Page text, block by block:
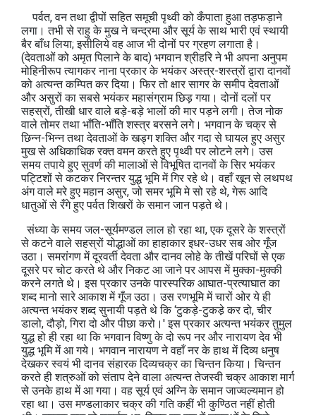
पर्वत, वन तथा द्वीपों सहित समूची पृथ्वी को कँपाता हुआ तड़फड़ाने
लगा। तभी से राहु के मुख ने चन्द्रमा और सूर्य के साथ भारी एवं स्थायी
बैर बाँध लिया; इसीलिये वह आज भी दोनों पर ग्रहण लगाता है।
(देवताओं को अमृत पिलाने के बाद) भगवान श्रीहरि ने भी अपना अनुपम
मोहिनीरूप त्यागकर नाना प्रकार के भयंकर अस्त्र-शस्त्रों द्वारा दानवों
को अत्यन्त कम्पित कर दिया। फिर तो क्षार सागर के समीप देवताओं
और असुरों का सबसे भयंकर महासंग्राम छिड़ गया। दोनों दलों पर
सहस्रों, तीखी धार वाले बड़े-बड़े भालों की मार पड़ने लगी। तेज नोक
वाले तोमर तथा भाँति-भाँति शस्त्र बरसने लगे। भगवान के चक्र से
छिन्न-भिन्न तथा देवताओं के खड्ग शक्ति और गदा से घायल हुए असुर
मुख से अधिकाधिक रक्त वमन करते हुए पृथ्वी पर लोटने लगे। उस
समय तपाये हुए सुवर्ण की मालाओं से विभूषित दानवों के सिर भयंकर
पट्टिशों से कटकर निरन्तर युद्ध भूमि में गिर रहे थे। वहाँ खून से लथपथ
अंग वाले मरे हुए महान असुर, जो समर भूमि मे सो रहे थे, गेरू आदि
धातुओं से रँगे हुए पर्वत शिखरों के समान जान पड़ते थे।
संध्या के समय जल-सूर्यमण्डल लाल हो रहा था, एक दूसरे के शस्त्रों
से कटने वाले सहस्रों योद्धाओं का हाहाकार इधर-उधर सब ओर गूँज
उठा। समरांगण में दूरवर्ती देवता और दानव लोहे के तीखें परिघों से एक
दूसरे पर चोट करते थे और निकट आ जाने पर आपस में मुक्का-मुक्की
करने लगते थे। इस प्रकार उनके पारस्परिक आघात-प्रत्याघात का
शब्द मानो सारे आकाश में गूँज उठा। उस रणभूमि में चारों ओर ये ही
अत्यन्त भयंकर शब्द सुनायी पड़ते थे कि ‘टुकड़े-टुकडे़ कर दो, चीर
डालो, दौड़ो, गिरा दो और पीछा करो।' इस प्रकार अत्यन्त भयंकर तुमुल
युद्ध हो ही रहा था कि भगवान विष्णु के दो रूप नर और नारायण देव भी
युद्ध भूमि में आ गये। भगवान नारायण ने वहाँ नर के हाथ में दिव्य धनुष
देखकर स्वयं भी दानव संहारक दिव्यचक्र का चिन्तन किया। चिन्तन
करते ही शत्रुओं को संताप देने वाला अत्यन्त तेजस्वी चक्र आकाश मार्ग
से उनके हाथ में आ गया। वह सूर्य एवं अग्नि के समान जाज्वल्यमान हो
रहा था। उस मण्डलाकार चक्र की गति कहीं भी कुण्ठित नहीं होती